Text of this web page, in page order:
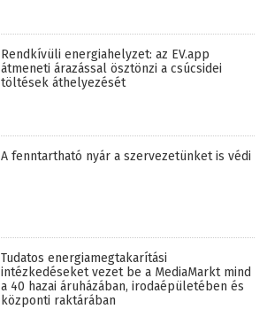
Rendkívüli energiahelyzet: az EV.app
átmeneti árazással ösztönzi a csúcsidei
töltések áthelyezését
A fenntartható nyár a szervezetünket is védi
Tudatos energiamegtakarítási
intézkedéseket vezet be a MediaMarkt mind
a 40 hazai áruházában, irodaépületében és
központi raktárában